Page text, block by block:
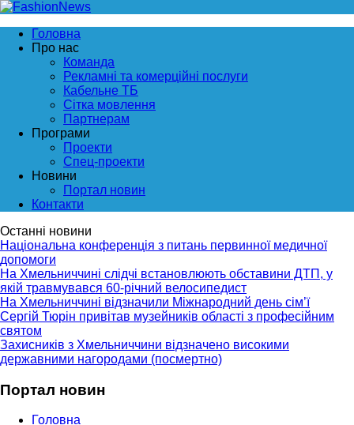
Головна
Про нас
Команда
Рекламні та комерційні послуги
Кабельне ТБ
Сітка мовлення
Партнерам
Програми
Проекти
Спец-проекти
Новини
Портал новин
Контакти
Останні новини
Національна конференція з питань первинної медичної
допомоги
На Хмельниччині слідчі встановлюють обставини ДТП, у
якій травмувався 60-річний велосипедист
На Хмельниччині відзначили Міжнародний день сім’ї
Сергій Тюрін привітав музейників області з професійним
святом
Захисників з Хмельниччини відзначено високими
державними нагородами (посмертно)
Портал новин
Головна